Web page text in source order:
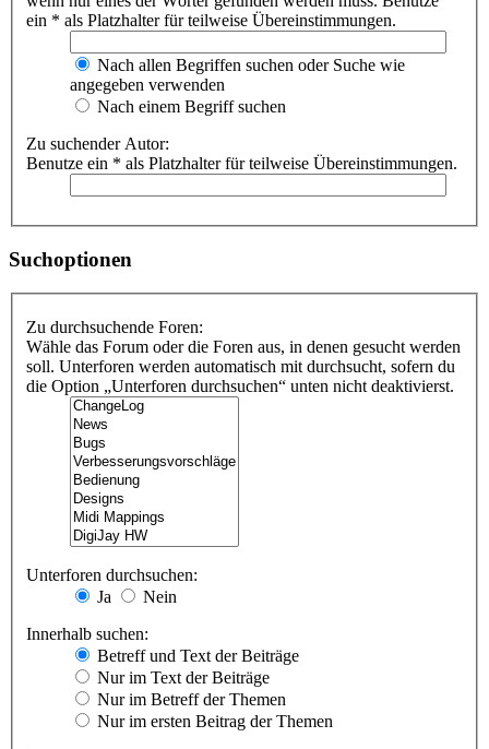
ein * als Platzhalter für teilweise Übereinstimmungen.
Nach allen Begriffen suchen oder Suche wie
angegeben verwenden
Nach einem Begriff suchen
Zu suchender Autor:
Benutze ein * als Platzhalter für teilweise Übereinstimmungen.
Suchoptionen
Zu durchsuchende Foren:
Wähle das Forum oder die Foren aus, in denen gesucht werden
soll. Unterforen werden automatisch mit durchsucht, sofern du
die Option „Unterforen durchsuchen“ unten nicht deaktivierst.
Unterforen durchsuchen:
Ja
Nein
Innerhalb suchen:
Betreff und Text der Beiträge
Nur im Text der Beiträge
Nur im Betreff der Themen
Nur im ersten Beitrag der Themen